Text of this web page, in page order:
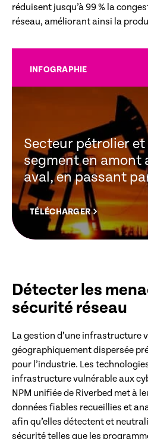
réduisent jusqu’à 99 % la
réseau, améliorant ainsi la
INFOGRAPHIE
Secteur pétrolier et
segment en amont
aval, en passant
intermédiaire
TÉLÉCHARGER
Détecter les
sécurité réseau
La gestion d’une infrastructure
géographiquement dispersée
pour l’industrie. Les
infrastructure vulnérable aux
NPM unifiée de Riverbed met à
données fiables recueillies et
afin qu’elles détectent et
sécurité telles que les